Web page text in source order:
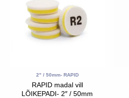
2" / 50mm- RAPID
RAPID madal vill
LÕIKEPADI- 2″ / 50mm